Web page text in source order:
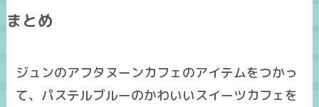
まとめ
ジュンのアフタヌーンカフェのアイテムをつかっ
て、パステルブルーのかわいいスイーツカフェを